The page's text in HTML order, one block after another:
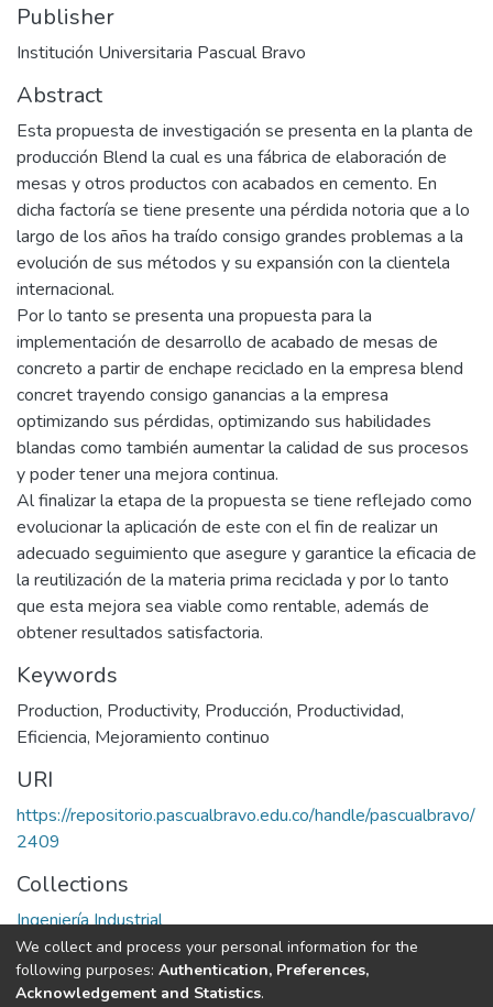
Publisher
Institución Universitaria Pascual Bravo
Abstract
Esta propuesta de investigación se presenta en la planta de
producción Blend la cual es una fábrica de elaboración de
mesas y otros productos con acabados en cemento. En
dicha factoría se tiene presente una pérdida notoria que a lo
largo de los años ha traído consigo grandes problemas a la
evolución de sus métodos y su expansión con la clientela
internacional.
Por lo tanto se presenta una propuesta para la
implementación de desarrollo de acabado de mesas de
concreto a partir de enchape reciclado en la empresa blend
concret trayendo consigo ganancias a la empresa
optimizando sus pérdidas, optimizando sus habilidades
blandas como también aumentar la calidad de sus procesos
y poder tener una mejora continua.
Al finalizar la etapa de la propuesta se tiene reflejado como
evolucionar la aplicación de este con el fin de realizar un
adecuado seguimiento que asegure y garantice la eficacia de
la reutilización de la materia prima reciclada y por lo tanto
que esta mejora sea viable como rentable, además de
obtener resultados satisfactoria.
Keywords
Production, Productivity, Producción, Productividad,
Eficiencia, Mejoramiento continuo
URI
https://repositorio.pascualbravo.edu.co/handle/pascualbravo/
2409
Collections
Ingeniería Industrial
Full item page
We collect and process your personal information for the
following purposes: Authentication, Preferences,
Acknowledgement and Statistics.